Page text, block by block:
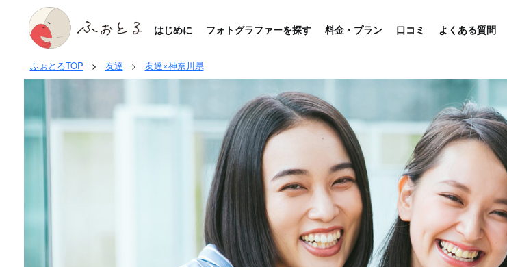
はじめに フォトグラファーを探す 料金・プラン 口コミ よくある質問
ふぉとるTOP > 友達 > 友達×神奈川県